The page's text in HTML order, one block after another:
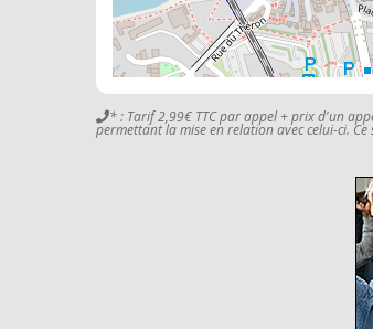
* : Tarif 2,99€ TTC par appel + prix d'un
permettant la mise en relation avec celui-ci.